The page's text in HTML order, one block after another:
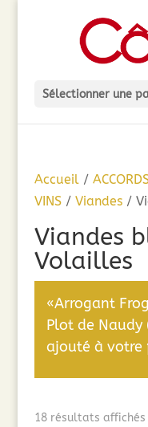
Sélectionner une
Accueil/
VINS/ Viandes/
Viandes
Volailles
«Arrogant
Plot de Naudy
ajouté à votre
18 résultats affichés